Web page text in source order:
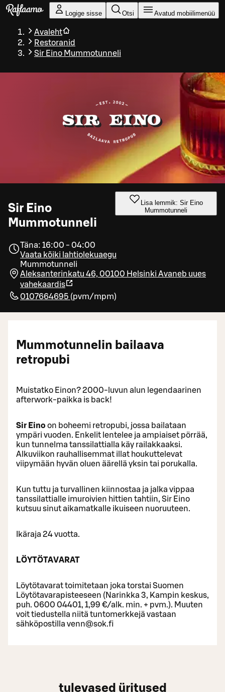
Liigu peamise sisu juurde
Logige sisse Otsi Avatud mobiilimenüü
Avaleht
Restoranid
Sir Eino Mummotunneli
Sir Eino
Mummotunneli
Lisa lemmik: Sir Eino
Mummotunneli
Täna: 16:00 - 04:00
Vaata kõiki lahtiolekuaegu
Mummotunneli
Aleksanterinkatu 46, 00100 Helsinki Avaneb uues
vahekaardis
0107664695 (pvm/mpm)
Mummotunnelin bailaava
retropubi
Muistatko Einon? 2000-luvun alun legendaarinen
afterwork-paikka is back!
Sir Eino on boheemi retropubi, jossa bailataan
ympäri vuoden. Enkelit lentelee ja ampiaiset pörrää,
kun tunnelma tanssilattialla käy railakkaaksi.
Alkuviikon rauhallisemmat illat houkuttelevat
viipymään hyvän oluen äärellä yksin tai porukalla.
Kun tuttu ja turvallinen kiinnostaa ja jalka vippaa
tanssilattialle imuroivien hittien tahtiin, Sir Eino
kutsuu sinut aikamatkalle ikuiseen nuoruuteen.
Ikäraja 24 vuotta.
LÖYTÖTAVARAT
Löytötavarat toimitetaan joka torstai Suomen
Löytötavarapisteeseen (Narinkka 3, Kampin keskus,
puh. 0600 04401, 1,99 €/alk. min. + pvm.). Muuten
voit tiedustella niitä tuntomerkkejä vastaan
sähköpostilla venn@sok.fi
tulevased üritused